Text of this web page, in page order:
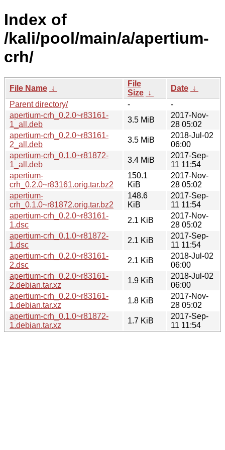
Index of
/kali/pool/main/a/apertium-
crh/
File Name ↓
File
Size ↓
Date ↓
Parent directory/
-
-
apertium-crh_0.2.0~r83161-
1_all.deb
3.5 MiB
2017-Nov-
28 05:02
apertium-crh_0.2.0~r83161-
2_all.deb
3.5 MiB
2018-Jul-02
06:00
apertium-crh_0.1.0~r81872-
1_all.deb
3.4 MiB
2017-Sep-
11 11:54
apertium-
crh_0.2.0~r83161.orig.tar.bz2
150.1
KiB
2017-Nov-
28 05:02
apertium-
crh_0.1.0~r81872.orig.tar.bz2
148.6
KiB
2017-Sep-
11 11:54
apertium-crh_0.2.0~r83161-
1.dsc
2.1 KiB
2017-Nov-
28 05:02
apertium-crh_0.1.0~r81872-
1.dsc
2.1 KiB
2017-Sep-
11 11:54
apertium-crh_0.2.0~r83161-
2.dsc
2.1 KiB
2018-Jul-02
06:00
apertium-crh_0.2.0~r83161-
2.debian.tar.xz
1.9 KiB
2018-Jul-02
06:00
apertium-crh_0.2.0~r83161-
1.debian.tar.xz
1.8 KiB
2017-Nov-
28 05:02
apertium-crh_0.1.0~r81872-
1.debian.tar.xz
1.7 KiB
2017-Sep-
11 11:54